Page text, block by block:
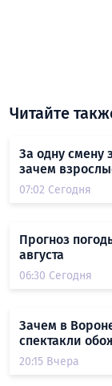
Читайте
За одну смену
зачем
07:02 Сегодня
Прогноз
августа
06:30 Сегодня
Зачем в
спектакли
20:15 Вчера